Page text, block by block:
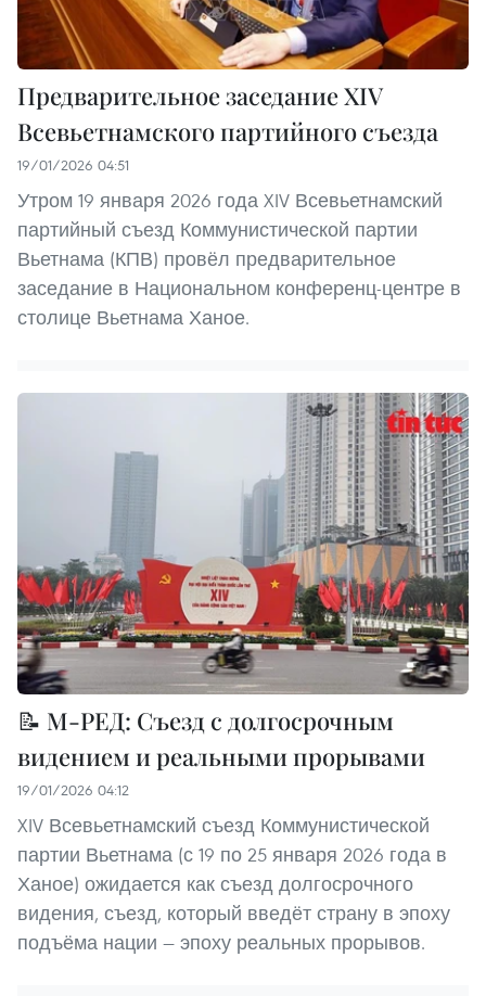
Предварительное заседание XIV
Всевьетнамского партийного съезда
19/01/2026 04:51
Утром 19 января 2026 года XIV Всевьетнамский
партийный съезд Коммунистической партии
Вьетнама (КПВ) провёл предварительное
заседание в Национальном конференц-центре в
столице Вьетнама Ханое.
📝 М-РЕД: Съезд с долгосрочным
видением и реальными прорывами
19/01/2026 04:12
XIV Всевьетнамский съезд Коммунистической
партии Вьетнама (с 19 по 25 января 2026 года в
Ханое) ожидается как съезд долгосрочного
видения, съезд, который введёт страну в эпоху
подъёма нации — эпоху реальных прорывов.